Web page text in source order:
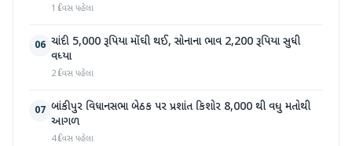
1 દિવસ પહેલા
06 ચાંદી 5,000 રૂપિયા મોંઘી થઈ, સોનાના ભાવ 2,200 રૂપિયા સુધી
વધ્યા
2 દિવસ પહેલા
07 બાંકીપુર વિધાનસભા બેઠક પર પ્રશાંત કિશોર 8,000 થી વધુ મતોથી
આગળ
4 દિવસ પહેલા